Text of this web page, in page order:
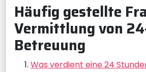
Häufig gestellte
Vermittlung von
Betreuung
Was verdient eine 24